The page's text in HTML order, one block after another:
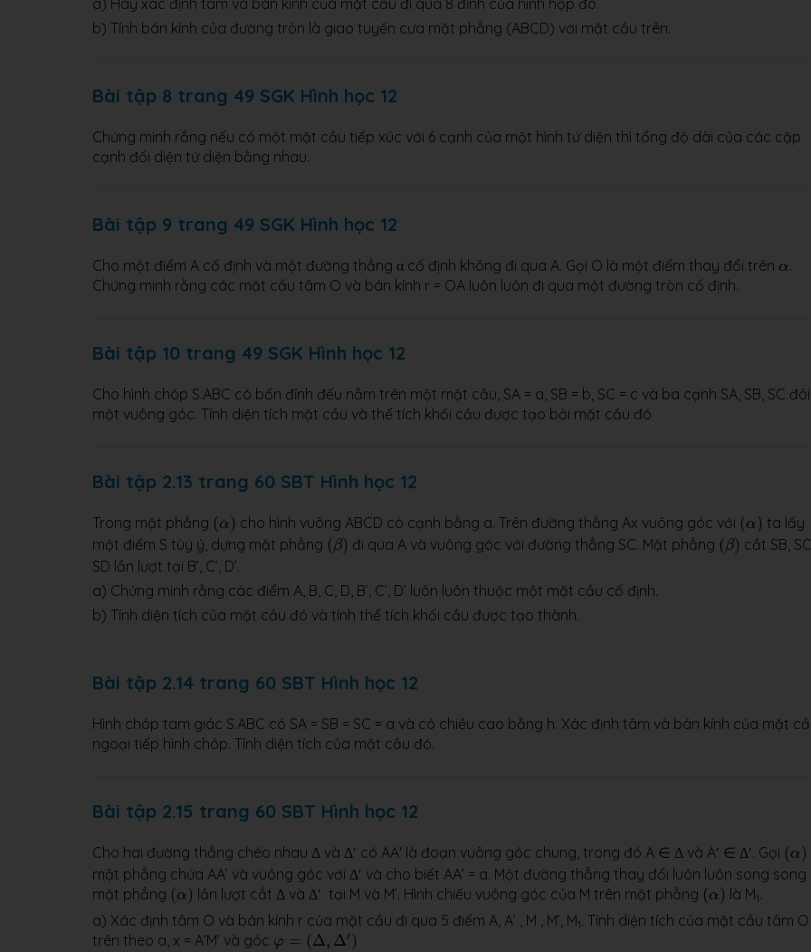
a) Hãy xác định tâm và bán kính của mặt cầu đi qua 8 đỉnh của hình hộp đó.
b) Tính bán kính của đường tròn là giao tuyến cưa mặt phẳng (ABCD) với mặt cầu trên.
Bài tập 8 trang 49 SGK Hình học 12
Chứng minh rắng nếu có một mặt cầu tiếp xúc với 6 cạnh của một hình tứ diện thì tổng độ dài của các cặp
cạnh đối diện tứ diện bằng nhau.
Bài tập 9 trang 49 SGK Hình học 12
Cho một điểm A cố định và một đường thẳng α cố định không đi qua A. Gọi O là một điểm thay đổi trên α
α .
Chứng minh rằng các mặt cầu tâm O và bán kính r = OA luôn luôn đi qua một đường tròn cố định.
Bài tập 10 trang 49 SGK Hình học 12
Cho hình chóp S.ABC có bốn đỉnh đếu nằm trên một mặt cầu, SA = a, SB = b, SC = c và ba cạnh SA, SB, SC đôi
một vuông góc. Tính diện tích mặt cầu và thể tích khối cầu được tạo bởi mặt cầu đó
Bài tập 2.13 trang 60 SBT Hình học 12
Trong mặt phẳng (α)
( α ) cho hình vuông ABCD có cạnh bằng a. Trên đường thẳng Ax vuông góc với (α)
( α ) ta lấy
một điểm S tùy ý, dựng mặt phẳng (β)
(β) đi qua A và vuông góc với đường thẳng SC. Mặt phẳng (β)
( β) cắt SB,
SD lần lượt tại B’, C’, D’.
a) Chứng minh rằng các điểm A, B, C, D, B’, C’, D’ luôn luôn thuộc một mặt cầu cố định.
b) Tính diện tích của mặt cầu đó và tính thể tích khối cầu được tạo thành.
Bài tập 2.14 trang 60 SBT Hình học 12
Hình chóp tam giác S.ABC có SA = SB = SC = a và có chiều cao bằng h. Xác định tâm và bán kính của mặt
ngoại tiếp hình chóp. Tính diện tích của mặt cầu đó.
Bài tập 2.15 trang 60 SBT Hình học 12
Cho hai đường thẳng chéo nhau Δ và Δ′ có AA' là đoạn vuông góc chung, trong đó A ∈ Δ và A′ ∈ Δ′. Gọi (α)
( α )
mặt phẳng chứa AA’ và vuông góc với Δ′ và cho biết AA’ = a. Một đường thẳng thay đổi luôn luôn song song
mặt phẳng (α)
( α ) lần lượt cắt Δ và Δ′ tại M và M’. Hình chiếu vuông góc của M trên mặt phẳng (α)
( α ) là M1.
a) Xác định tâm O và bán kính r của mặt cầu đi qua 5 điểm A, A’ , M , M’, M1. Tính diện tích của mặt cầu tâm
trên theo a, x = A’M’ và góc φ = (Δ, Δ′ )
φ = ( Δ ,Δ )